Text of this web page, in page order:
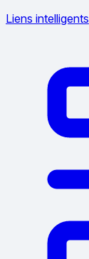
Liens intelligents